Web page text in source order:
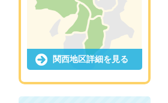
関西地区詳細を見る